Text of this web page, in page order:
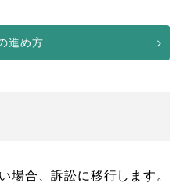
進め方
場合、訴訟に移行します。